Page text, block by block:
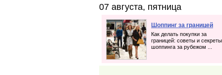
07 августа, пятница
Шоппинг за границей
Как делать покупки за
границей: советы и секреты
шоппинга за рубежом ...